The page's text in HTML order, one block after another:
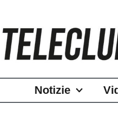
Notizie